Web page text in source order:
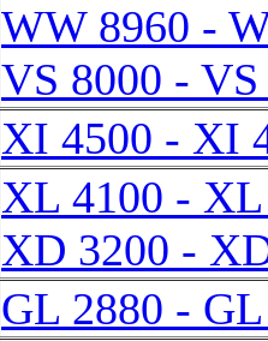
WW 8960 -
VS 8000 - VS
XI 4500 - XI
XL 4100 -
XD 3200 -
GL 2880 -